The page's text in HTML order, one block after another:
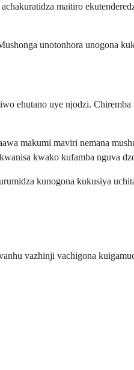
maitiro
unotonhora unogona
ehutano uye njodzi.
makumi maviri nemana
kwako kufamba nguva
kunogona kukusiya
vazhinji vachigona